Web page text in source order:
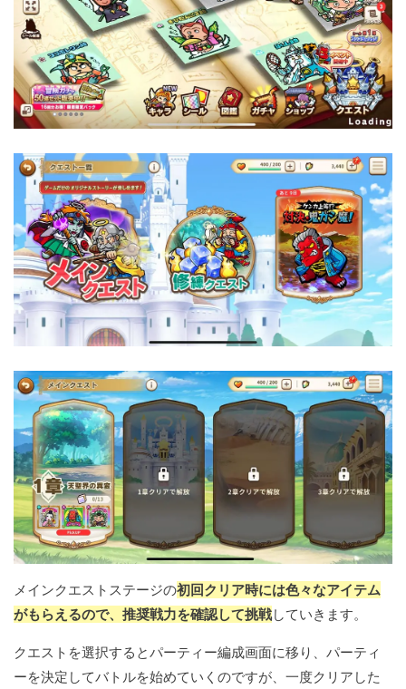
メインクエストステージの初回クリア時には色々なアイテム
がもらえるので、推奨戦力を確認して挑戦していきます。
クエストを選択するとパーティー編成画面に移り、パーティ
ーを決定してバトルを始めていくのですが、一度クリアした